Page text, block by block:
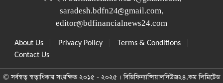
saradesh.bdfn24@gmail.com,
editor@bdfinancialnews24.com
About Us Privacy Policy Terms & Conditions
Contact Us
© সর্বস্বত্ব স্বত্বাধিকার সংরক্ষিত ২০১৫ - ২০২৫ । বিডিফিন্যান্সিয়ালনিউজ২৪.কম লিমিটেড